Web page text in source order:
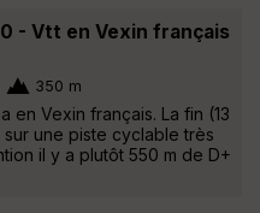
- Vtt en Vexin français
350 m
en Vexin français. La fin (13
une piste cyclable très
il y a plutôt 550 m de D+